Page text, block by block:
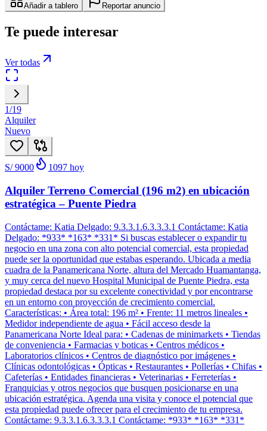
Añadir a tablero Reportar anuncio
Te puede interesar
Ver todas
1/19
Alquiler
Nuevo
S/ 9000 1097 hoy
Alquiler Terreno Comercial (196 m2) en ubicación
estratégica – Puente Piedra
Contáctame: Katia Delgado: 9.3.3.1.6.3.3.3.1 Contáctame: Katia
Delgado: *933* *163* *331* Si buscas establecer o expandir tu
negocio en una zona con alto potencial comercial, esta propiedad
puede ser la oportunidad que estabas esperando. Ubicada a media
cuadra de la Panamericana Norte, altura del Mercado Huamantanga,
y muy cerca del nuevo Hospital Municipal de Puente Piedra, esta
propiedad destaca por su excelente conectividad y por encontrarse
en un entorno con proyección de crecimiento comercial.
Características: • Área total: 196 m² • Frente: 11 metros lineales •
Medidor independiente de agua • Fácil acceso desde la
Panamericana Norte Ideal para: • Cadenas de minimarkets • Tiendas
de conveniencia • Farmacias y boticas • Centros médicos •
Laboratorios clínicos • Centros de diagnóstico por imágenes •
Clínicas odontológicas • Ópticas • Restaurantes • Pollerías • Chifas •
Cafeterías • Entidades financieras • Veterinarias • Ferreterías •
Franquicias y otros negocios que busquen posicionarse en una
ubicación estratégica. Agenda una visita y conoce el potencial que
esta propiedad puede ofrecer para el crecimiento de tu empresa.
Contáctame: 9.3.3.1.6.3.3.3.1 Contáctame: *933* *163* *331*